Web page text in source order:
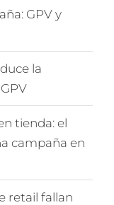
GPV y
la
tienda: el
campaña en
retail fallan